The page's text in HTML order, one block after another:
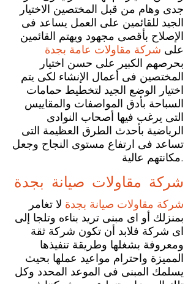
جدى وهام من قبل المختصين الاختيار
الجيد للقائمين على العمل يساعد فى
الإصلاح بأقصى مجهود ويهتم القائمين
على شركة مقاولات عامة بجدة
بحرصهم الكبير على حسن اختيار
المختصين فى أعمال الإنشاء لكى يتم
اختيار الوضع الجيد لتخطيط حمامات
السباحة بأدق المواصفات والمقاييس
التى يرغب فيها أصحاب النوادى
الرياضية بأحدث الطرق العظيمة التى
تساعد فى ارتفاع مستوى النجاح وجعل
مكانتهم عالية.
شركة مقاولات صيانة بجدة
شركة مقاولات صيانة بجدة لا تغامر
بمنزلك أو اى مبنى تريد بناءه وتلجا إلى
اى شركة فلابد أن تكون شركة ثقة
ومعروفة بشغلها وطريقة تنفيذها
المميزة واحترام مواعيد عملها بحيث
يسلمك المبنى فى الموعد المحدد وكل